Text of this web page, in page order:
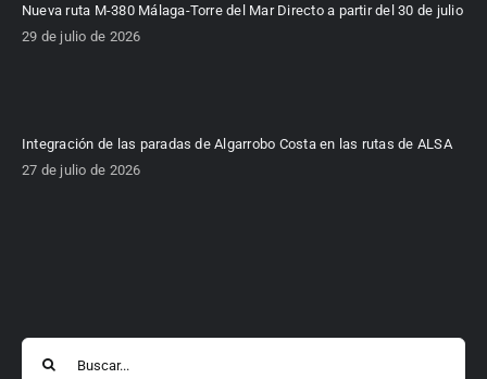
Nueva ruta M-380 Málaga-Torre del Mar Directo a partir del 30 de julio
29 de julio de 2026
Integración de las paradas de Algarrobo Costa en las rutas de ALSA
27 de julio de 2026